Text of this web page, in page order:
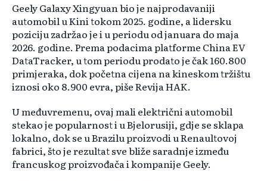
Geely Galaxy Xingyuan bio je najprodavaniji
automobil u Kini tokom 2025. godine, a lidersku
poziciju zadržao je i u periodu od januara do maja
2026. godine. Prema podacima platforme China EV
DataTracker, u tom periodu prodato je čak 160.800
primjeraka, dok početna cijena na kineskom tržištu
iznosi oko 8.900 evra, piše Revija HAK.
U međuvremenu, ovaj mali električni automobil
stekao je popularnost i u Bjelorusiji, gdje se sklapa
lokalno, dok se u Brazilu proizvodi u Renaultovoj
fabrici, što je rezultat sve bliže saradnje između
francuskog proizvođača i kompanije Geely.